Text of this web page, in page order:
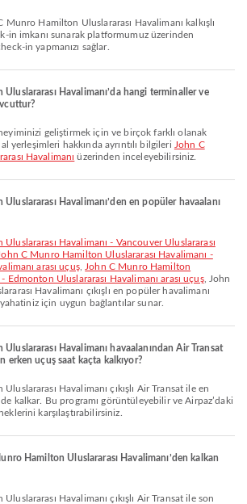
in imkanı sunarak platformumuz üzerinden
in yapmanızı sağlar.
Havalimanı’da hangi terminaller ve
yerleşimleri hakkında ayrıntılı bilgileri John C
Havalimanı üzerinden inceleyebilirsiniz.
Havalimanı’den en popüler havaalanı
C Munro Hamilton Uluslararası Havalimanı -
arası uçuş,
John C Munro Hamilton
Edmonton Uluslararası Havalimanı arası uçuş, John
Havalimanı çıkışlı en popüler havalimanı
için uygun bağlantılar sunar.
Havalimanı havaalanından Air Transat
erken uçuş saat kaçta kalkıyor?
kalkar. Bu programı görüntüleyebilir ve Airpaz’daki
karşılaştırabilirsiniz.
Hamilton Uluslararası Havalimanı’den kalkan